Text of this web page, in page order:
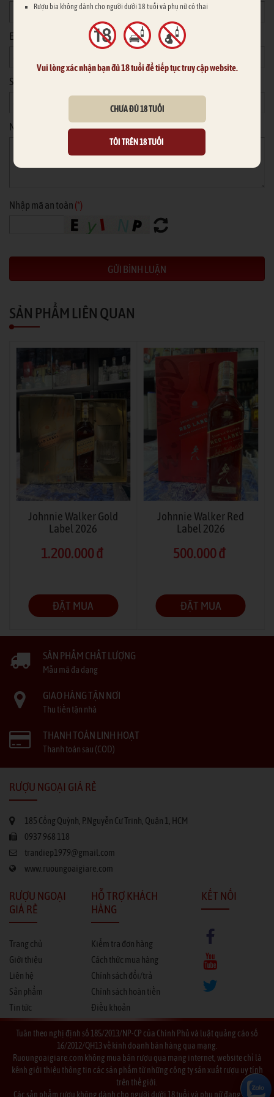
Email
Số điện thoại
Nội dung
Nhập mã an toàn (*)
SẢN PHẨM LIÊN QUAN
Johnnie Walker Gold
Label 2026
1.200.000 đ
ĐẶT MUA
Johnnie Walker Red
Label 2026
500.000 đ
ĐẶT MUA
SẢN PHẨM CHẤT LƯỢNG
Mẫu mã đa dạng
GIAO HÀNG TẬN NƠI
Thu tiền tận nhà
THANH TOÁN LINH HOẠT
Thanh toán sau (COD)
RƯỢU NGOẠI GIÁ RẺ
185 Cống Quỳnh, P.Nguyễn Cư Trinh, Quận 1, HCM
0937 968 118
trandiep1979@gmail.com
www.ruoungoaigiare.com
RƯỢU NGOẠI
GIÁ RẺ
Trang chủ
Giới thiệu
Liên hệ
Sản phẩm
Tin tức
HỖ TRỢ KHÁCH
HÀNG
Kiểm tra đơn hàng
Cách thức mua hàng
Chính sách đổi/trả
Chính sách hoàn tiền
Điều khoản
KẾT NỐI
Tuân theo nghị định số 185/2013/NP-CP của Chính Phủ và luật quảng cáo số
16/2012/QH13 về kinh doanh bán hàng qua mạng.
Ruoungoaigiare.com không mua bán rượu qua mạng internet, website chỉ là
kênh giới thiệu thông tin các sản phẩm từ những công ty sản xuất rượu uy tính
trên thế giới.
Các sản phẩm rượu không dành cho người dưới 18 tuổi và phụ nữ đang mang
Rượu bia không dành cho người dưới 18 tuổi và phụ nữ có thai
Vui lòng xác nhận bạn đủ 18 tuổi để tiếp tục truy cập website.
CHƯA ĐỦ 18 TUỔI
TÔI TRÊN 18 TUỔI